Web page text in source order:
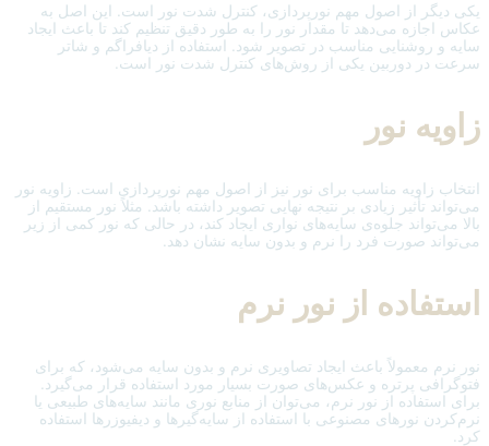
یکی دیگر از اصول مهم نورپردازی، کنترل شدت نور است. این اصل به
عکاس اجازه می‌دهد تا مقدار نور را به طور دقیق تنظیم کند تا باعث ایجاد
سایه و روشنایی مناسب در تصویر شود. استفاده از دیافراگم و شاتر
سرعت در دوربین یکی از روش‌های کنترل شدت نور است.
زاویه نور
انتخاب زاویه مناسب برای نور نیز از اصول مهم نورپردازی است. زاویه نور
می‌تواند تأثیر زیادی بر نتیجه نهایی تصویر داشته باشد. مثلاً نور مستقیم از
بالا می‌تواند جلوه‌ی سایه‌های نواری ایجاد کند، در حالی که نور کمی از زیر
می‌تواند صورت فرد را نرم و بدون سایه نشان دهد.
استفاده از نور نرم
نور نرم معمولاً باعث ایجاد تصاویری نرم و بدون سایه می‌شود، که برای
فتوگرافی پرتره و عکس‌های صورت بسیار مورد استفاده قرار می‌گیرد.
برای استفاده از نور نرم، می‌توان از منابع نوری مانند سایه‌های طبیعی یا
نرم‌کردن نورهای مصنوعی با استفاده از سایه‌گیرها و دیفیوزرها استفاده
کرد.